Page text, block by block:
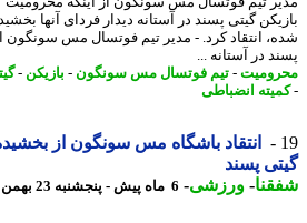
گیتی پسند در آستانه دیدار فردای آنها بخشیده
انتقاد کرد. - مدیر تیم فوتسال مس سونگون از
در آستانه ...
-تیم فوتسال مس سونگون-بازیکن -گیتی
انضباطی
انتقاد باشگاه مس سونگون از بخشیده
پسند
-ورزشی-6 ماه پیش - پنجشنبه 23 بهمن 1404، 16:06